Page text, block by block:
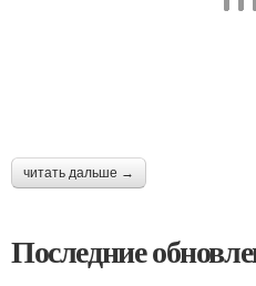
читать дальше →
Последние